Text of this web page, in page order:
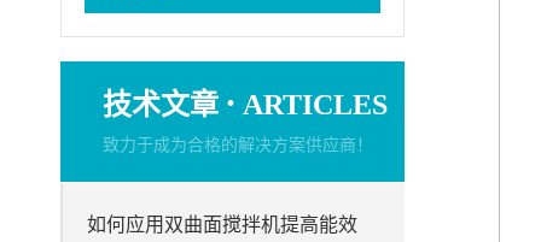
技术文章 · ARTICLES
致力于成为合格的解决方案供应商！
如何应用双曲面搅拌机提高能效